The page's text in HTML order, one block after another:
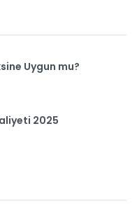
Uygun mu?
2025